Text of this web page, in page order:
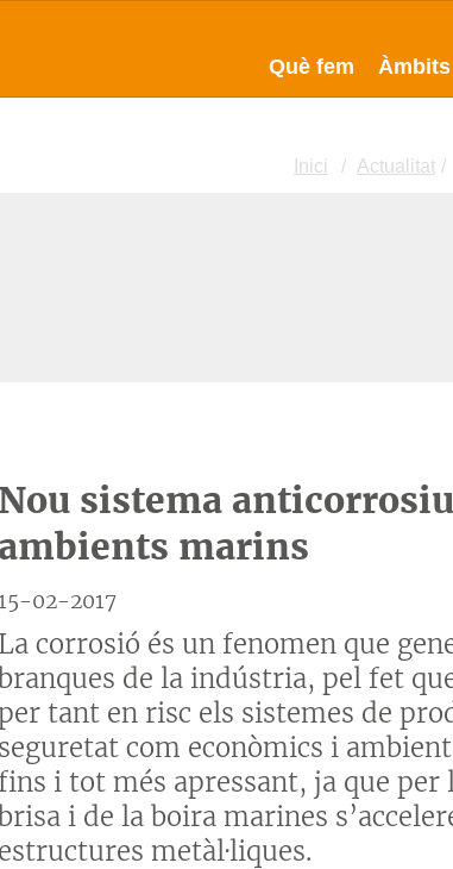
Què fem Àmbits
Inici Actualitat
Nou sistema
ambients marins
02-2017
La corrosió és un fenomen que
de la indústria, pel fet
tant en risc els sistemes de
seguretat com econòmics i
i tot més apressant, ja que per
i de la boira marines
estructures metàl·liques.